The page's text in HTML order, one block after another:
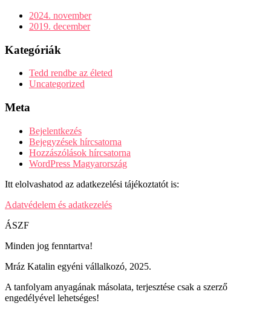
2024. november
2019. december
Kategóriák
Tedd rendbe az életed
Uncategorized
Meta
Bejelentkezés
Bejegyzések hírcsatorna
Hozzászólások hírcsatorna
WordPress Magyarország
Itt elolvashatod az adatkezelési tájékoztatót is:
Adatvédelem és adatkezelés
ÁSZF
Minden jog fenntartva!
Mráz Katalin egyéni vállalkozó, 2025.
A tanfolyam anyagának másolata, terjesztése csak a szerző
engedélyével lehetséges!